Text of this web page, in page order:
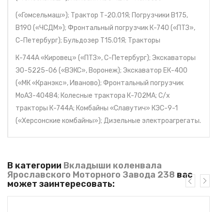
(«Гомсельмаш»); Трактор Т-20.01Я; Погрузчики В175,
В190 («ЧСДМ»); Фронтальный погрузчик К-740 («ПТЗ»,
С-Петербург); Бульдозер Т15.01Я; Тракторы
К-744А «Кировец» («ПТЗ», С-Петербург); Экскаваторы
ЭО-5225-06 («ВЭКС», Воронеж); Экскаватор ЕК-400
(«МК «Кранэкс», Иваново); Фронтальный погрузчик
МоАЗ-40484; Колесные трактора К-702МА; С/х
тракторы К-744А; Комбайны «Славутич» КЭС-9-1
(«Херсонские комбайны»); Дизельные электроагрегаты.
В категории Вкладыши коленвала
Ярославского Моторного Завода 238 вас
может заинтересовать: